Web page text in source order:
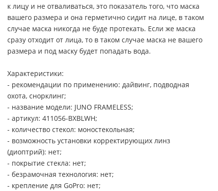
к лицу и не отваливаться, это показатель того, что маска
вашего размера и она герметично сидит на лице, в таком
случае маска никогда не буде протекать. Если же маска
сразу отходит от лица, то в таком случае маска не вашего
размера и под маску будет попадать вода.
Характеристики:
- рекомендации по применению: дайвинг, подводная
охота, снорклинг;
- название модели: JUNO FRAMELESS;
- артикул: 411056-BXBLWH;
- количество стекол: моностекольная;
- возможность установки корректирующих линз
(диоптрий): нет;
- покрытие стекла: нет;
- безрамочная технология: нет;
- крепление для GoPro: нет;